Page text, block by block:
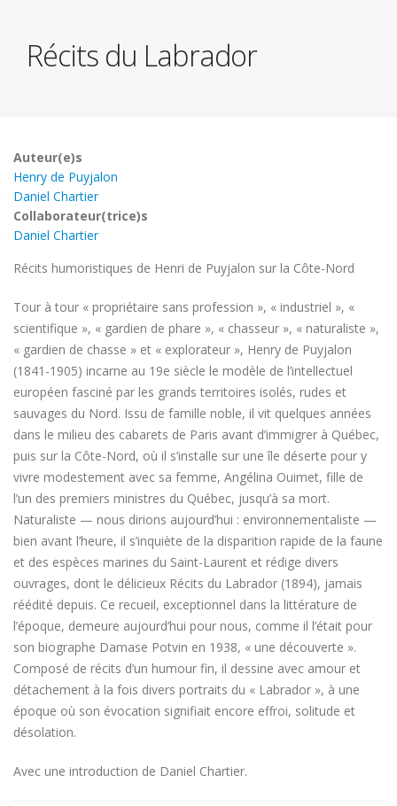
Récits du Labrador
Auteur(e)s
Henry de Puyjalon
Daniel Chartier
Collaborateur(trice)s
Daniel Chartier
Récits humoristiques de Henri de Puyjalon sur la Côte-Nord
Tour à tour « propriétaire sans profession », « industriel », «
scientifique », « gardien de phare », « chasseur », « naturaliste »,
« gardien de chasse » et « explorateur », Henry de Puyjalon
(1841-1905) incarne au 19e siècle le modèle de l’intellectuel
européen fasciné par les grands territoires isolés, rudes et
sauvages du Nord. Issu de famille noble, il vit quelques années
dans le milieu des cabarets de Paris avant d’immigrer à Québec,
puis sur la Côte-Nord, où il s’installe sur une île déserte pour y
vivre modestement avec sa femme, Angélina Ouimet, fille de
l’un des premiers ministres du Québec, jusqu’à sa mort.
Naturaliste — nous dirions aujourd’hui : environnementaliste —
bien avant l’heure, il s’inquiète de la disparition rapide de la faune
et des espèces marines du Saint-Laurent et rédige divers
ouvrages, dont le délicieux Récits du Labrador (1894), jamais
réédité depuis. Ce recueil, exceptionnel dans la littérature de
l’époque, demeure aujourd’hui pour nous, comme il l’était pour
son biographe Damase Potvin en 1938, « une découverte ».
Composé de récits d’un humour fin, il dessine avec amour et
détachement à la fois divers portraits du « Labrador », à une
époque où son évocation signifiait encore effroi, solitude et
désolation.
Avec une introduction de Daniel Chartier.